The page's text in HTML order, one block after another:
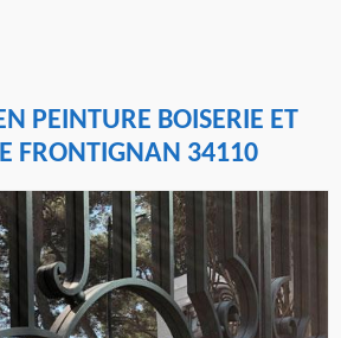
PEINTURE BOISERIE ET
FRONTIGNAN 34110